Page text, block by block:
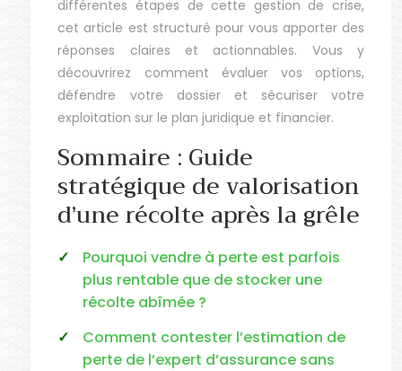
différentes étapes de cette gestion de crise,
cet article est structuré pour vous apporter des
réponses claires et actionnables. Vous y
découvrirez comment évaluer vos options,
défendre votre dossier et sécuriser votre
exploitation sur le plan juridique et financier.
Sommaire : Guide
stratégique de valorisation
d’une récolte après la grêle
Pourquoi vendre à perte est parfois
plus rentable que de stocker une
récolte abîmée ?
Comment contester l’estimation de
perte de l’expert d’assurance sans